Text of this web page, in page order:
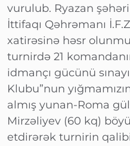
vurulub. Ryazan
İttifaqı Qəhrəmanı
xatirəsinə həsr
turnirdə 21
idmançı gücünü
Klubu”nun
almış yunan-Roma
Mirzəliyev (60 kq)
etdirərək turnirin qalibi